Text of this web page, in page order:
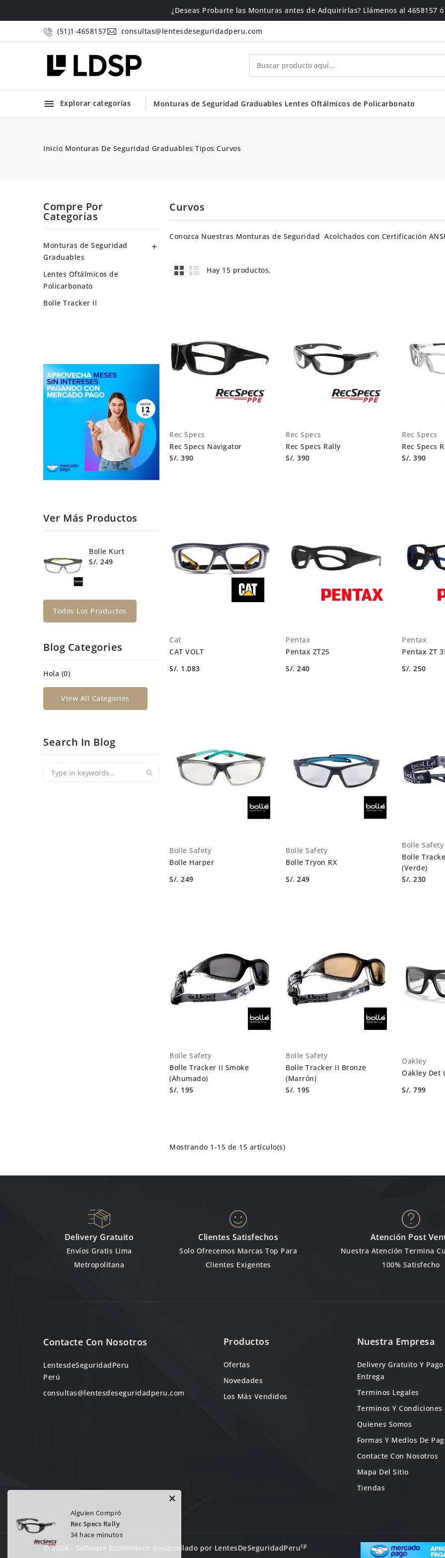
¿Deseas Probarte las Monturas antes de Adquirirlas? Llámenos al 4658157
(51)1-4658157 consultas@lentesdeseguridadperu.com

Explorar categorías
Monturas de Seguridad Graduables Lentes Oftálmicos de Policarbonato
Inicio Monturas De Seguridad Graduables Tipos Curvos
Compre Por
Categorias
Monturas de Seguridad
Graduables

Lentes Oftálmicos de
Policarbonato
Bolle Tracker II
Ver Más Productos
Bolle Kurt
S/. 249
Todos Los Productos
Blog Categories
Hola (0)
View All Categories
Search In Blog
Curvos
Conozca Nuestras Monturas de Seguridad Acolchados con Certificación
Hay 15 productos.
Rec Specs
Rec Specs Navigator
S/. 390
Rec Specs
Rec Specs Rally
S/. 390
Rec Specs
Rec Specs
S/. 390
Cat
CAT VOLT
S/. 1.083
Pentax
Pentax ZT25
S/. 240
Pentax
Pentax ZT
S/. 250
Bolle Safety
Bolle Harper
S/. 249
Bolle Safety
Bolle Tryon RX
S/. 249
Bolle Safety
Bolle
(Verde)
S/. 230
Bolle Safety
Bolle Tracker II Smoke
(Ahumado)
S/. 195
Bolle Safety
Bolle Tracker II Bronze
(Marrón)
S/. 195
Oakley
Oakley Det
S/. 799
Mostrando 1-15 de 15 artículo(s)
Delivery Gratuito
Envíos Gratis Lima
Metropolitana
Clientes Satisfechos
Solo Ofrecemos Marcas Top Para
Clientes Exigentes
Atención Post
Nuestra Atención Termina
100% Satisfecho
Contacte Con Nosotros
LentesdeSeguridadPeru
Perú
consultas@lentesdeseguridadperu.com
Productos
Ofertas
Novedades
Los Más Vendidos
Nuestra Empresa
Delivery Gratuito Y
Entrega
Terminos Legales
Terminos Y Condiciones
Quienes Somos
Formas Y Medios De
Contacte Con Nosotros
Mapa Del Sitio
Tiendas
×
Alguien Compró
Rec Specs Rally
34 hace minutos
© 2026 - Software Ecommerce desarrollado por LentesDeSeguridadPerucp